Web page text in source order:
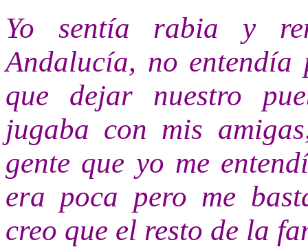
Yo sentía rabia y
Andalucía, no entendía
que dejar nuestro
jugaba con mis
gente que yo me
era poca pero me
creo que el resto de la